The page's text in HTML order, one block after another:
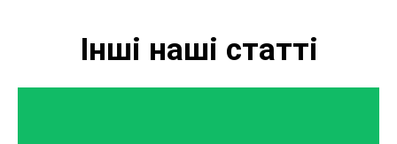
Інші наші статті